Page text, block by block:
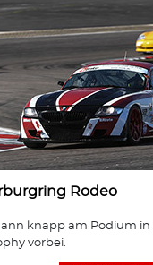
Rodeo
knapp am Podium in
vorbei.